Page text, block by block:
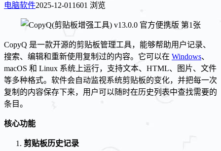
电脑软件2025-12-01 1601 浏览
CopyQ 是一款开源的剪贴板管理工具，能够帮助用户记录、
搜索、编辑和重新使用复制过的内容。它可以在 Windows、
macOS 和 Linux 系统上运行，支持文本、HTML、图片、文件
等多种格式。软件会自动监视系统剪贴板的变化，并把每一次
复制的内容保存下来，用户可以随时在历史列表中查找需要的
条目。
核心功能
剪贴板历史记录